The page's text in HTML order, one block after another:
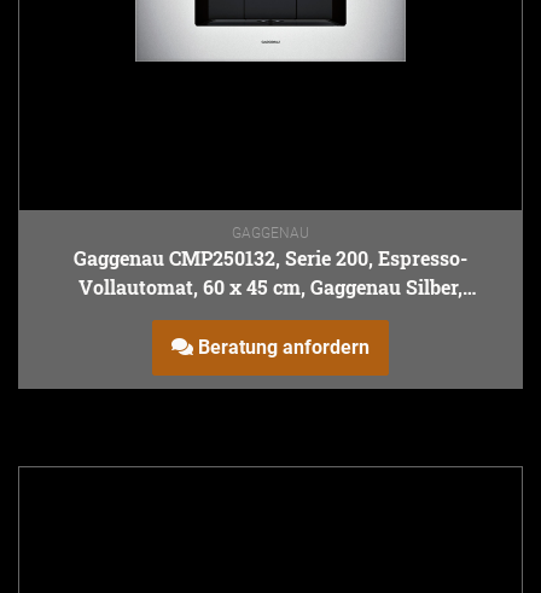
GAGGENAU
Gaggenau CMP250132, Serie 200, Espresso-
Vollautomat, 60 x 45 cm, Gaggenau Silber,
entnehmbarer Wasserbehälter
Beratung anfordern